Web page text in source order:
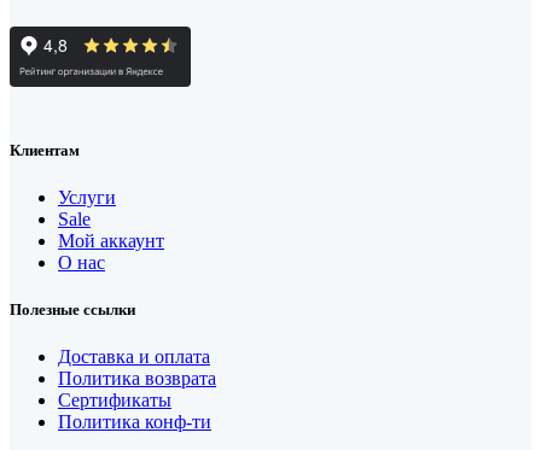
Клиентам
Услуги
Sale
Мой аккаунт
О нас
Полезные ссылки
Доставка и оплата
Политика возврата
Сертификаты
Политика конф-ти